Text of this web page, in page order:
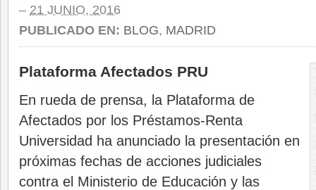
– 21 JUNIO, 2016
PUBLICADO EN: BLOG, MADRID
Plataforma Afectados PRU
En rueda de prensa, la Plataforma de
Afectados por los Préstamos-Renta
Universidad ha anunciado la presentación en
próximas fechas de acciones judiciales
contra el Ministerio de Educación y las